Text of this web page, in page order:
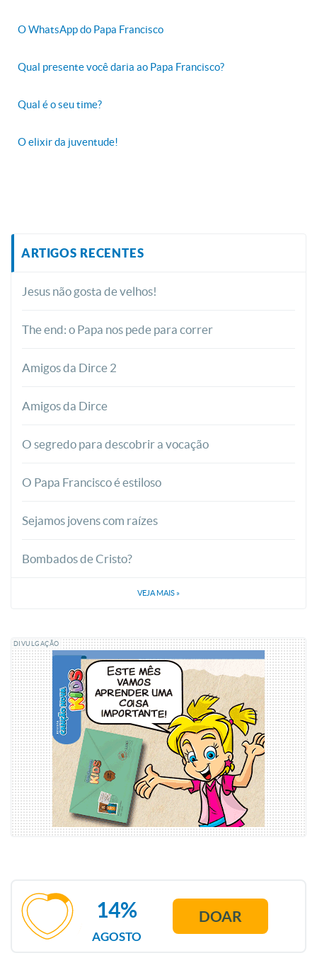
O WhatsApp do Papa Francisco
Qual presente você daria ao Papa Francisco?
Qual é o seu time?
O elixir da juventude!
ARTIGOS RECENTES
Jesus não gosta de velhos!
The end: o Papa nos pede para correr
Amigos da Dirce 2
Amigos da Dirce
O segredo para descobrir a vocação
O Papa Francisco é estiloso
Sejamos jovens com raízes
Bombados de Cristo?
VEJA MAIS »
DIVULGAÇÃO
AGOSTO
14% DOAR